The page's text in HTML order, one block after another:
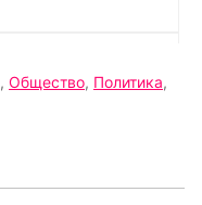
, Общество, Политика,